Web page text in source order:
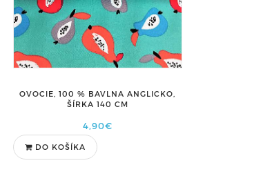
OVOCIE, 100 % BAVLNA ANGLICKO,
ŠÍRKA 140 CM
4,90€
DO KOŠÍKA